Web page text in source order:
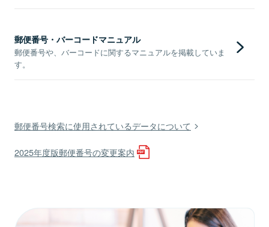
郵便番号・バーコードマニュアル
郵便番号や、バーコードに関するマニュアルを掲載していま
す。
郵便番号検索に使用されているデータについて
2025年度版郵便番号の変更案内